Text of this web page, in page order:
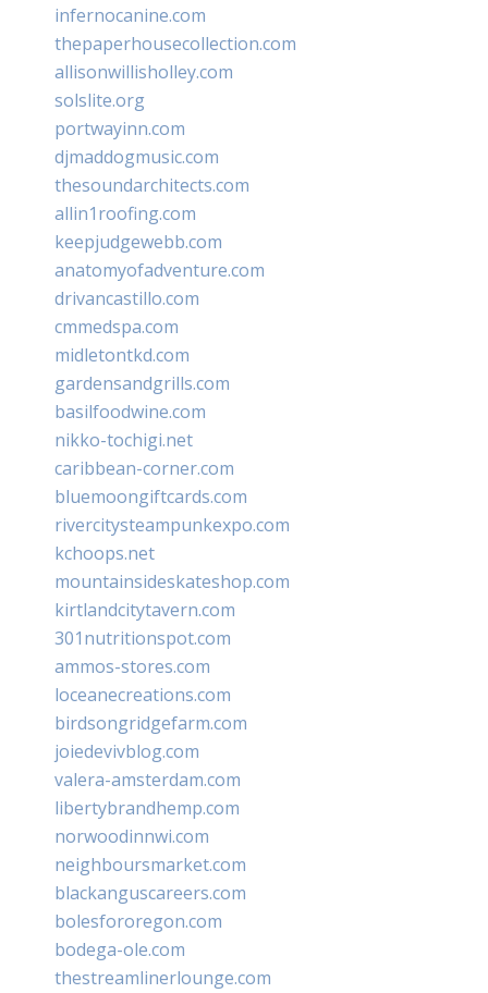
infernocanine.com
thepaperhousecollection.com
allisonwillisholley.com
solslite.org
portwayinn.com
djmaddogmusic.com
thesoundarchitects.com
allin1roofing.com
keepjudgewebb.com
anatomyofadventure.com
drivancastillo.com
cmmedspa.com
midletontkd.com
gardensandgrills.com
basilfoodwine.com
nikko-tochigi.net
caribbean-corner.com
bluemoongiftcards.com
rivercitysteampunkexpo.com
kchoops.net
mountainsideskateshop.com
kirtlandcitytavern.com
301nutritionspot.com
ammos-stores.com
loceanecreations.com
birdsongridgefarm.com
joiedevivblog.com
valera-amsterdam.com
libertybrandhemp.com
norwoodinnwi.com
neighboursmarket.com
blackanguscareers.com
bolesfororegon.com
bodega-ole.com
thestreamlinerlounge.com